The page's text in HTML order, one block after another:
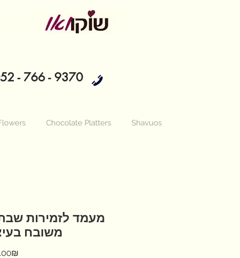
- 766 - 9370
Chocolate Platters Shavuos
מעמד לזמירות שבת
משובח
‏330.00 ‏₪